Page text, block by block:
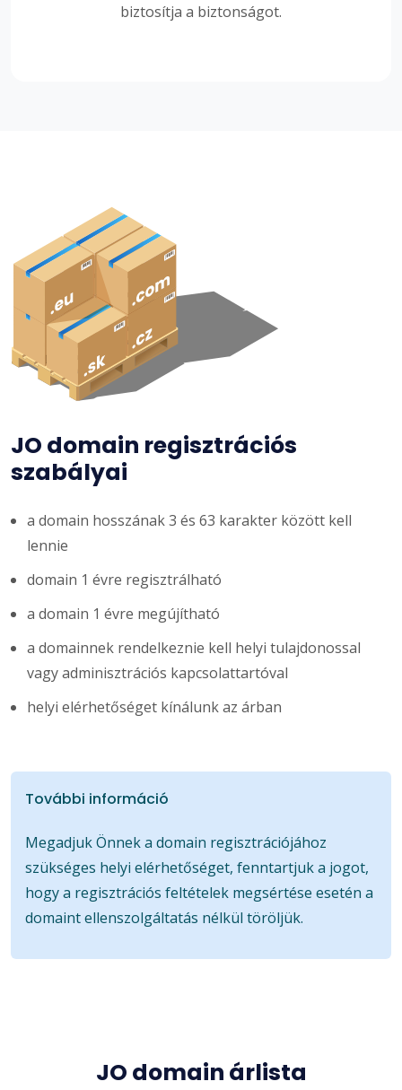
biztosítja a biztonságot.
JO domain regisztrációs
szabályai
a domain hosszának 3 és 63 karakter között kell
lennie
domain 1 évre regisztrálható
a domain 1 évre megújítható
a domainnek rendelkeznie kell helyi tulajdonossal
vagy adminisztrációs kapcsolattartóval
helyi elérhetőséget kínálunk az árban
További információ
Megadjuk Önnek a domain regisztrációjához
szükséges helyi elérhetőséget, fenntartjuk a jogot,
hogy a regisztrációs feltételek megsértése esetén a
domaint ellenszolgáltatás nélkül töröljük.
JO domain árlista